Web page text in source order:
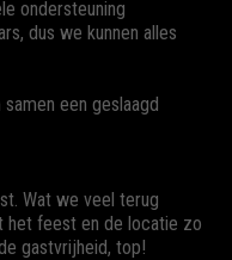
ondersteuning
dus we kunnen alles
een geslaagd
Wat we veel terug
het feest en de locatie zo
gastvrijheid, top!